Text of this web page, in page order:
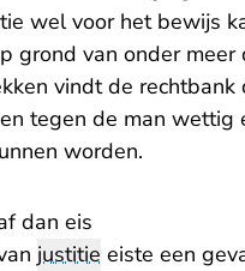
wel voor het bewijs
grond van onder meer
vindt de rechtbank
tegen de man wettig
worden.
dan eis
justitie eiste een